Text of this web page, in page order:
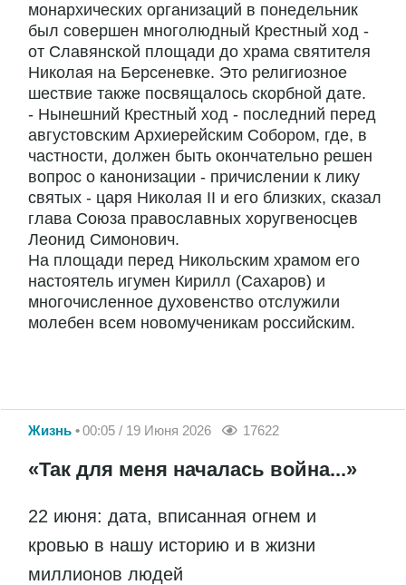
монархических организаций в понедельник
был совершен многолюдный Крестный ход -
от Славянской площади до храма святителя
Николая на Берсеневке. Это религиозное
шествие также посвящалось скорбной дате.
- Нынешний Крестный ход - последний перед
августовским Архиерейским Собором, где, в
частности, должен быть окончательно решен
вопрос о канонизации - причислении к лику
святых - царя Николая II и его близких, сказал
глава Союза православных хоругвеносцев
Леонид Симонович.
На площади перед Никольским храмом его
настоятель игумен Кирилл (Сахаров) и
многочисленное духовенство отслужили
молебен всем новомученикам российским.
Жизнь 00:05 / 19 Июня 2026 17622
«Так для меня началась война...»
22 июня: дата, вписанная огнем и
кровью в нашу историю и в жизни
миллионов людей